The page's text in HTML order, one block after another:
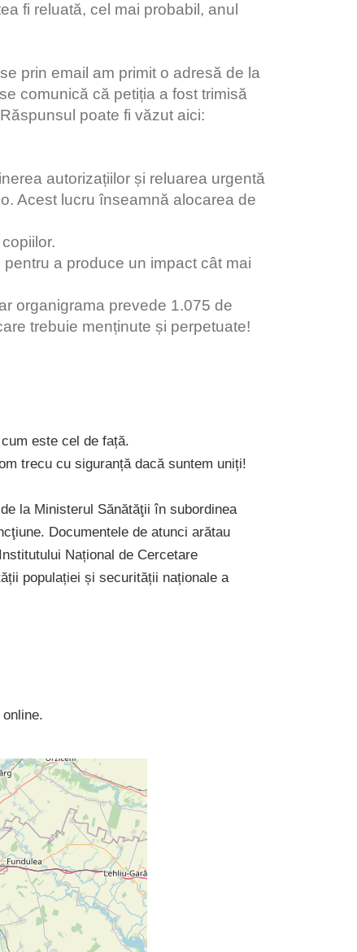
fi reluată, cel mai probabil, anul
prin email am primit o adresă de la
comunică că petiția a fost trimisă
poate fi văzut aici:
autorizațiilor și reluarea urgentă
Acest lucru înseamnă alocarea de
a produce un impact cât mai
organigrama prevede 1.075 de
trebuie menținute și perpetuate!
este cel de față.
trecu cu siguranță dacă suntem uniți!
la Ministerul Sănătăţii în subordinea
Documentele de atunci arătau
Național de Cercetare
populației și securității naționale a